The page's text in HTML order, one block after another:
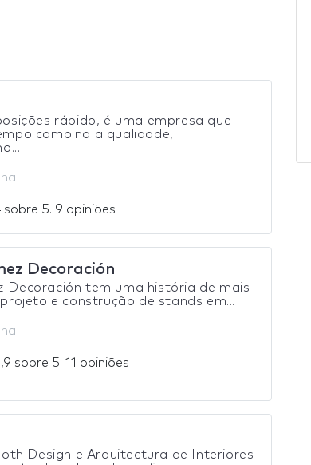
rápido, é uma empresa que
combina a qualidade,
sobre 5. 9 opiniões
Decoración
Decoración tem uma história de mais
e construção de stands em...
sobre 5. 11 opiniões
Design e Arquitectura de Interiores